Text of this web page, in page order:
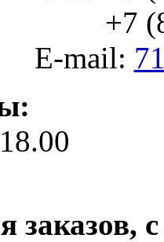
+7
E-mail:
заказов,